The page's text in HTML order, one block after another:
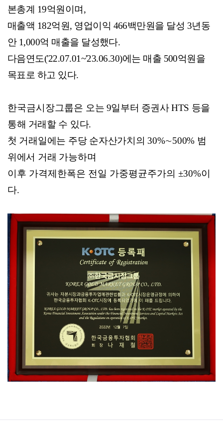
본총계 19억원이며 ,
매출액 182억원, 영업이익 466백만원을 달성 3년동
안 1,000억 매출을 달성했다.
다음연도('22.07.01~'23.06.30)에는 매출 500억원을
목표로 하고 있다.
한국금시장그룹은 오는 9일부터 증권사HTS 등을
통해 거래 할 수 있다.
첫 거래일에는 주당 순자산가치의 30%∼500% 범
위에서 거래 가능하며
이후 가격제한폭은 전일 가중평균주가의 ±30%이
다.